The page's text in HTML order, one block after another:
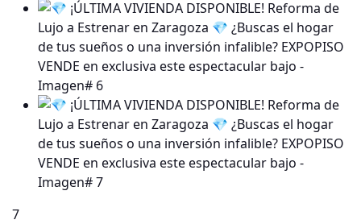
7